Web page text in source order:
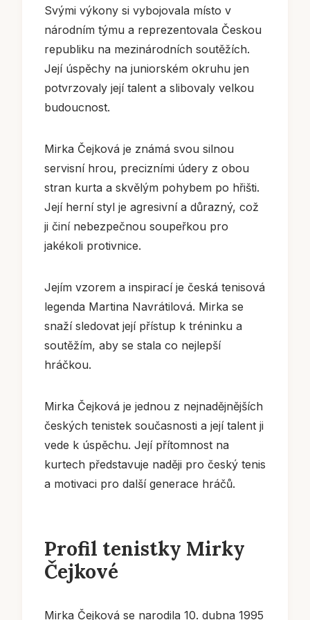
Svými výkony si vybojovala místo v
národním týmu a reprezentovala Českou
republiku na mezinárodních soutěžích.
Její úspěchy na juniorském okruhu jen
potvrzovaly její talent a slibovaly velkou
budoucnost.
Mirka Čejková je známá svou silnou
servisní hrou, precizními údery z obou
stran kurta a skvělým pohybem po hřišti.
Její herní styl je agresivní a důrazný, což
ji činí nebezpečnou soupeřkou pro
jakékoli protivnice.
Jejím vzorem a inspirací je česká tenisová
legenda Martina Navrátilová. Mirka se
snaží sledovat její přístup k tréninku a
soutěžím, aby se stala co nejlepší
hráčkou.
Mirka Čejková je jednou z nejnadějnějších
českých tenistek současnosti a její talent ji
vede k úspěchu. Její přítomnost na
kurtech představuje naději pro český tenis
a motivaci pro další generace hráčů.
Profil tenistky Mirky
Čejkové
Mirka Čejková se narodila 10. dubna 1995